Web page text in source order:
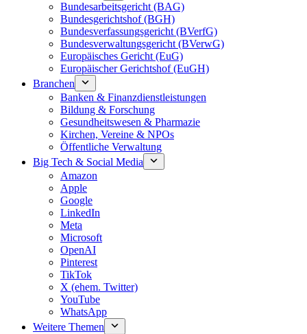
Bundesarbeitsgericht (BAG)
Bundesgerichtshof (BGH)
Bundesverfassungsgericht (BVerfG)
Bundesverwaltungsgericht (BVerwG)
Europäisches Gericht (EuG)
Europäischer Gerichtshof (EuGH)
Branchen
Banken & Finanzdienstleistungen
Bildung & Forschung
Gesundheitswesen & Pharmazie
Kirchen, Vereine & NPOs
Öffentliche Verwaltung
Big Tech & Social Media
Amazon
Apple
Google
LinkedIn
Meta
Microsoft
OpenAI
Pinterest
TikTok
X (ehem. Twitter)
YouTube
WhatsApp
Weitere Themen